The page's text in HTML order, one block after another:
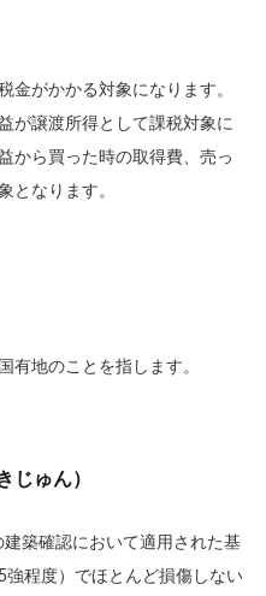
金がかかる対象になります。
が譲渡所得として課税対象に
から買った時の取得費、売っ
となります。
有地のことを指します。
じゅん）
築確認において適用された基
程度）でほとんど損傷しない